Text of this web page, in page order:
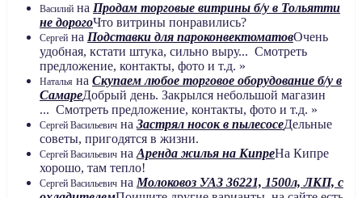
Василий на Продам торговые витрины б/у в Тольятти
не дорогоЧто витрины понравились?
Сергей на Подставки для пароконвектоматовОчень
удобная, кстати штука, сильно выру... Смотреть
предложение, контакты, фото и т.д. »
Наталья на Скупаем любое торговое оборудование б/у в
СамареДобрый день. Закрылся небольшой магазин
... Смотреть предложение, контакты, фото и т.д. »
Сергей Васильевич на Застрял носок в пылесосеДельные
советы, пригодятся в жизни.
Сергей Васильевич на Аренда жилья на КипреНа Кипре
хорошо, там тепло!
Сергей Васильевич на Молоковоз УАЗ 36221, 1500л, ЛКП, с